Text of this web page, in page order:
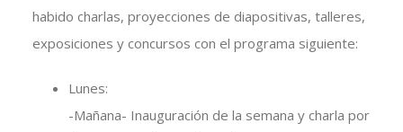
habido charlas, proyecciones de diapositivas, talleres,
exposiciones y concursos con el programa siguiente:
Lunes:
-Mañana- Inauguración de la semana y charla por